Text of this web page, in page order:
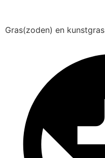
Gras(zoden) en kunstgras